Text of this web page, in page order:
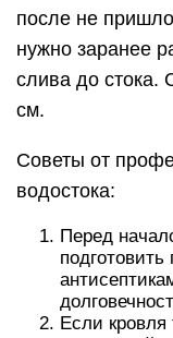
после не
нужно заранее
слива до стока.
см.
Советы от
водостока:
Перед
Если кровля